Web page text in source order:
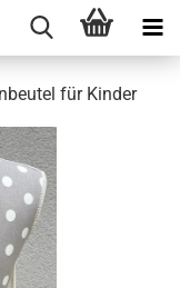
für Kinder